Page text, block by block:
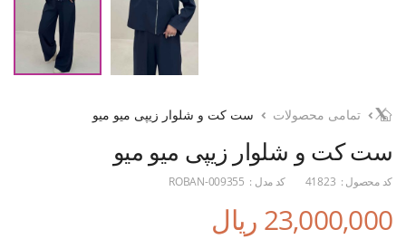
تمامی محصولات ست کت و شلوار زیپی میو میو
ست کت و شلوار زیپی میو میو
کد محصول : 41823 کد مدل : ROBAN-009355
23,000,000 ریال